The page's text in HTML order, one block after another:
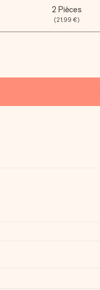
2 Pièces
(21,99 €)